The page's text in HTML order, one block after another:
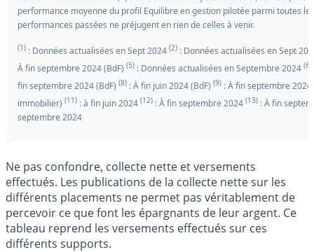
performance moyenne du profil Equilibre en gestion pilotée parmi toutes
performances passées ne préjugent en rien de celles à venir.
(1) : Données actualisées en Sept 2024 (2) : Données actualisées en Sept
À fin septembre 2024 (BdF) (5) : Données actualisées en Septembre 2024 (6)
fin septembre 2024 (BdF) (8) : À fin juin 2024 (BdF) (9) : À fin septembre 2024
immobilier) (11) : à fin juin 2024 (12) : À fin septembre 2024 (13) : À fin
septembre 2024
Ne pas confondre, collecte nette et versements
effectués. Les publications de la collecte nette sur les
différents placements ne permet pas véritablement de
percevoir ce que font les épargnants de leur argent. Ce
tableau reprend les versements effectués sur ces
différents supports.